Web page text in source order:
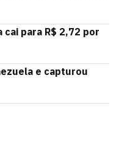
cai para R$ 2,72 por
e capturou